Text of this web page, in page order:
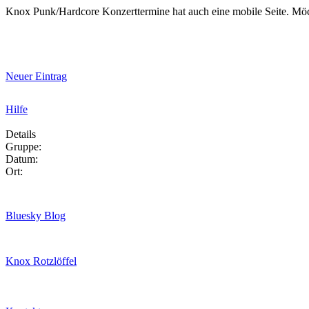
Knox Punk/Hardcore Konzerttermine hat auch eine mobile Seite.
Neuer Eintrag
Hilfe
Details
Gruppe:
Datum:
Ort:
Bluesky Blog
Knox Rotzlöffel